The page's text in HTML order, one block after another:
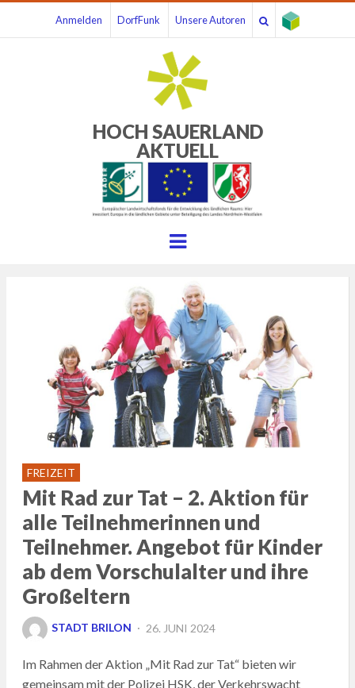
Anmelden DorfFunk Unsere Autoren
HOCH SAUERLAND
AKTUELL
Menu
FREIZEIT
Mit Rad zur Tat – 2. Aktion für
alle Teilnehmerinnen und
Teilnehmer. Angebot für Kinder
ab dem Vorschulalter und ihre
Großeltern
STADT BRILON
POSTED
26. JUNI 2024
Im Rahmen der Aktion „Mit Rad zur Tat“ bieten wir
gemeinsam mit der Polizei HSK, der Verkehrswacht